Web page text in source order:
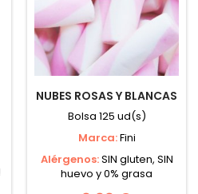
NUBES ROSAS Y BLANCAS
Bolsa 125 ud(s)
Marca:Fini
Alérgenos:SIN gluten, SIN
huevo y 0% grasa